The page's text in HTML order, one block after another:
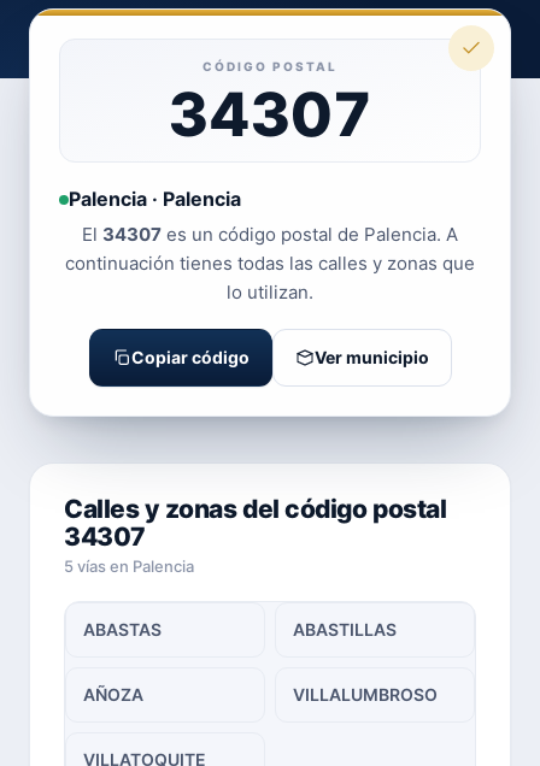
CÓDIGO POSTAL
34307
Palencia · Palencia
El 34307 es un código postal de Palencia. A
continuación tienes todas las calles y zonas que
lo utilizan.
Copiar código Ver municipio
Calles y zonas del código postal
34307
5 vías en Palencia
ABASTAS ABASTILLAS
AÑOZA VILLALUMBROSO
VILLATOQUITE